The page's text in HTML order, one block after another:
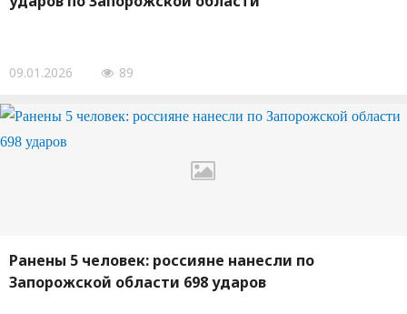
09.01.2026 89
Ранены 5 человек: россияне нанесли по
Запорожской области 698 ударов